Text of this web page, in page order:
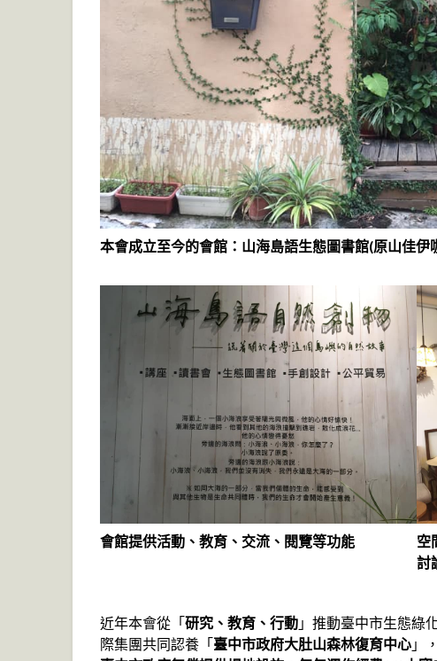
本會成立至今的會館：山海島語生態圖書館(原山佳伊
會館提供活動、教育、交流、閱覽等功能
空
討
近年本會從「研究、教育、行動 」推動臺中市生態綠
際集團共同認養「臺中市政府大肚山森林復育中心 」